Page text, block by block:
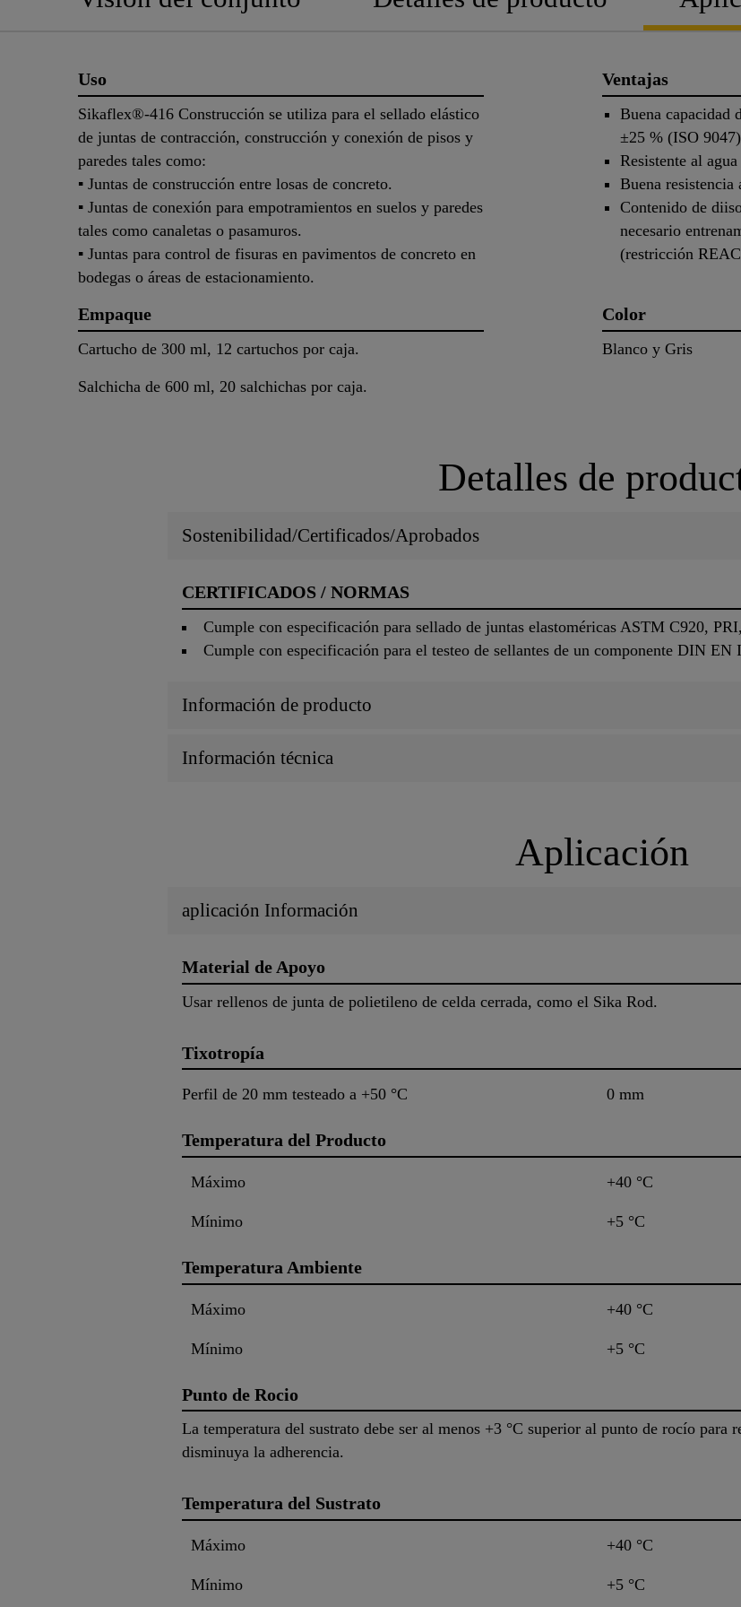
Uso
Sikaflex®-416 Construcción se utiliza para el sellado elástico
de juntas de contracción, construcción y conexión de pisos y
paredes tales como:
▪ Juntas de construcción entre losas de concreto.
▪ Juntas de conexión para empotramientos en suelos y paredes
tales como canaletas o pasamuros.
▪ Juntas para control de fisuras en pavimentos de concreto en
bodegas o áreas de estacionamiento.
Ventajas
Buena
±25 % (ISO 9047)
Resistente al
Buena
Contenido de
necesario
(restricción
Empaque
Cartucho de 300 ml, 12 cartuchos por caja.
Salchicha de 600 ml, 20 salchichas por caja.
Color
Blanco y Gris
Detalles de
Sostenibilidad/Certificados/Aprobados
CERTIFICADOS / NORMAS
Cumple con especificación para sellado de juntas elastoméricas ASTM C920,
Cumple con especificación para el testeo de sellantes de un componente DIN
Información de producto
Información técnica
Aplicación
aplicación Información
Material de Apoyo
Usar rellenos de junta de polietileno de celda cerrada, como el Sika Rod.
Tixotropía
Perfil de 20 mm testeado a +50 °C 0 mm
Temperatura del Producto
Máximo +40 °C
Mínimo +5 °C
Temperatura Ambiente
Máximo +40 °C
Mínimo +5 °C
Punto de Rocio
La temperatura del sustrato debe ser al menos +3 °C superior al punto de rocío para
disminuya la adherencia.
Temperatura del Sustrato
Máximo +40 °C
Mínimo +5 °C